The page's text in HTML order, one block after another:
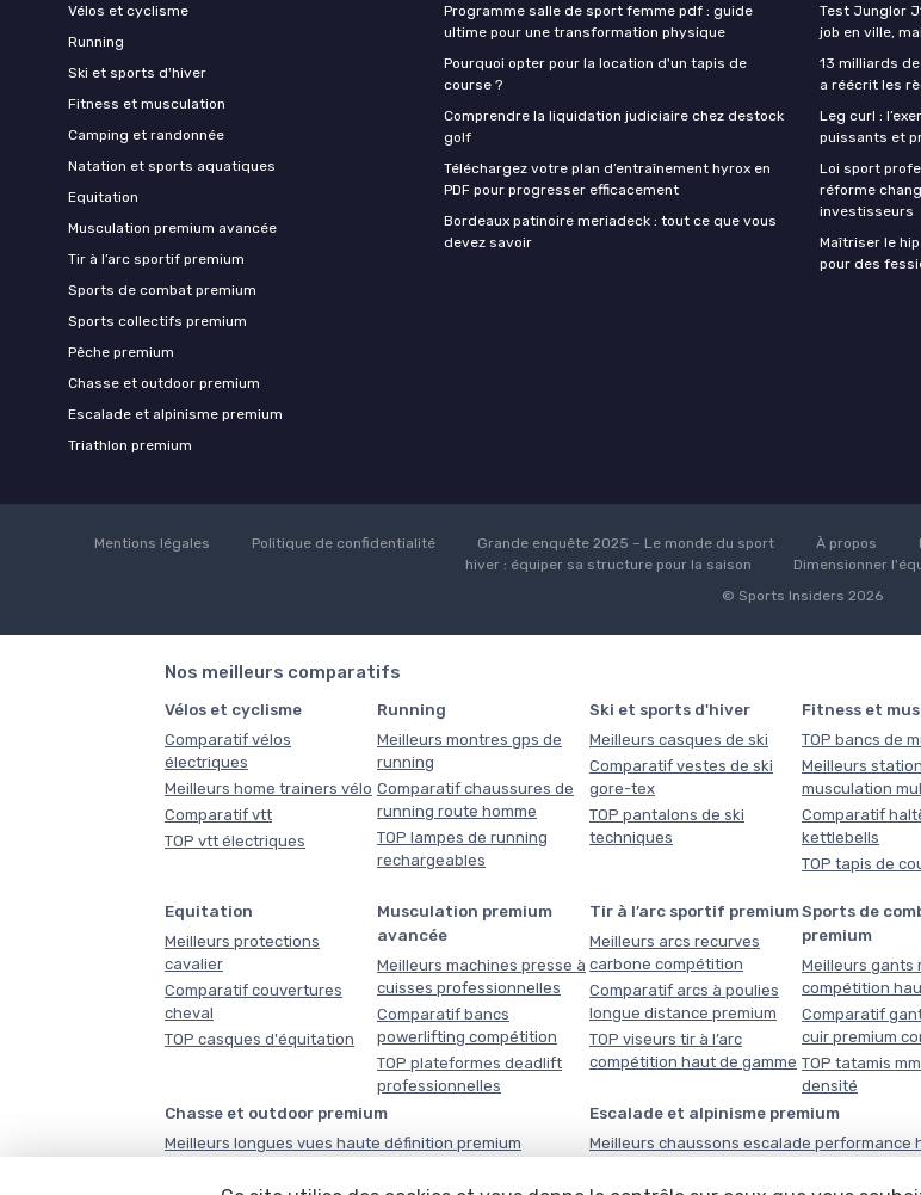
Vélos et cyclisme
Running
Ski et sports d'hiver
Fitness et musculation
Camping et randonnée
Natation et sports aquatiques
Equitation
Musculation premium avancée
Tir à l’arc sportif premium
Sports de combat premium
Sports collectifs premium
Pêche premium
Chasse et outdoor premium
Escalade et alpinisme premium
Triathlon premium
Programme salle de sport femme pdf : guide
ultime pour une transformation physique
Pourquoi opter pour la location d'un tapis de
course ?
Comprendre la liquidation judiciaire chez destock
golf
Téléchargez votre plan d’entraînement hyrox en
PDF pour progresser efficacement
Bordeaux patinoire meriadeck : tout ce que vous
devez savoir
Test Junglor
job en ville,
13 milliards
a réécrit les
Leg curl :
puissants et
Loi sport
réforme
investisseurs
Maîtriser le
pour des
Mentions légales Politique de confidentialité Grande enquête 2025 – Le monde du sport À propos
hiver : équiper sa structure pour la saison
Dimensionner
© Sports Insiders 2026
Nos meilleurs comparatifs
Vélos et cyclisme
Comparatif vélos
électriques
Meilleurs home trainers vélo
Comparatif vtt
TOP vtt électriques
Running
Meilleurs montres gps de
running
Comparatif chaussures de
running route homme
TOP lampes de running
rechargeables
Ski et sports d'hiver
Meilleurs casques de ski
Comparatif vestes de ski
gore-tex
TOP pantalons de ski
techniques
Fitness et
TOP bancs de
Meilleurs
musculation
Comparatif
kettlebells
TOP tapis de
Equitation
Meilleurs protections
cavalier
Comparatif couvertures
cheval
TOP casques d'équitation
Musculation premium
avancée
Meilleurs machines presse à
cuisses professionnelles
Comparatif bancs
powerlifting compétition
TOP plateformes deadlift
professionnelles
Tir à l’arc sportif premium
Meilleurs arcs recurves
carbone compétition
Comparatif arcs à poulies
longue distance premium
TOP viseurs tir à l’arc
compétition haut de gamme
Sports de
premium
Meilleurs gants
compétition
Comparatif
cuir premium
TOP tatamis
densité
Chasse et outdoor premium
Meilleurs longues vues haute définition premium
Escalade et alpinisme premium
Meilleurs chaussons escalade performance